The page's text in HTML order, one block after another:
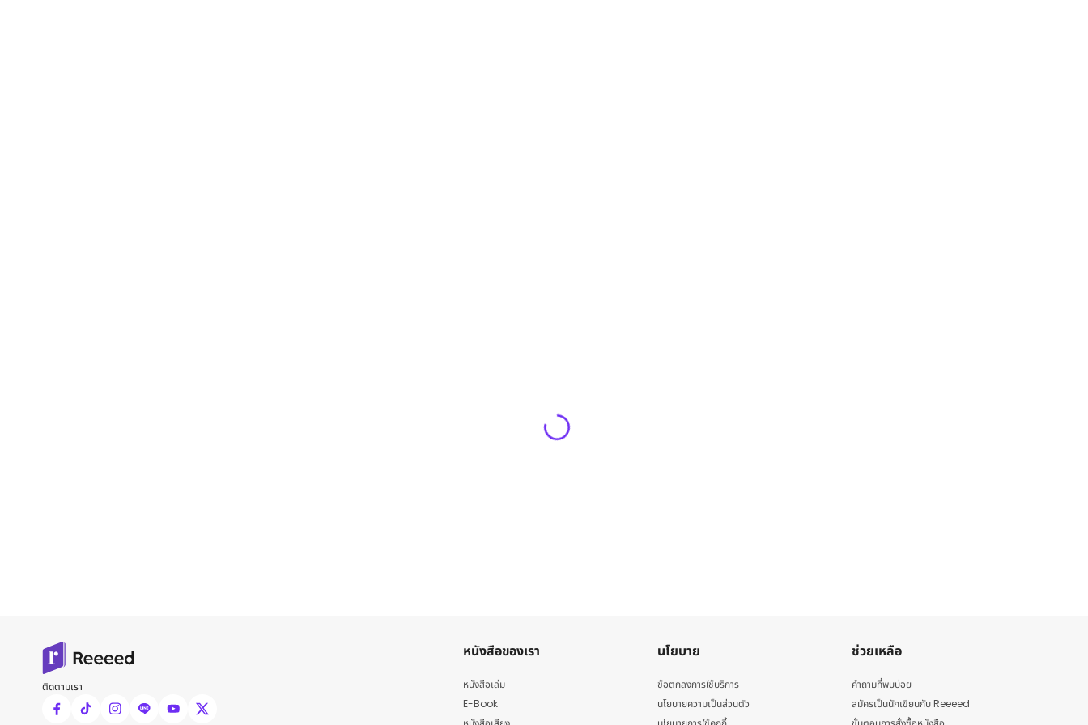
ติดตามเรา
หนังสือของเรา
หนังสือเล่ม
E-Book
นโยบาย
ข้อตกลงการใช้บริการ
นโยบายความเป็นส่วนตัว
ช่วยเหลือ
คำถามที่พบบ่อย
สมัครเป็นนักเขียนกับ Reeeed